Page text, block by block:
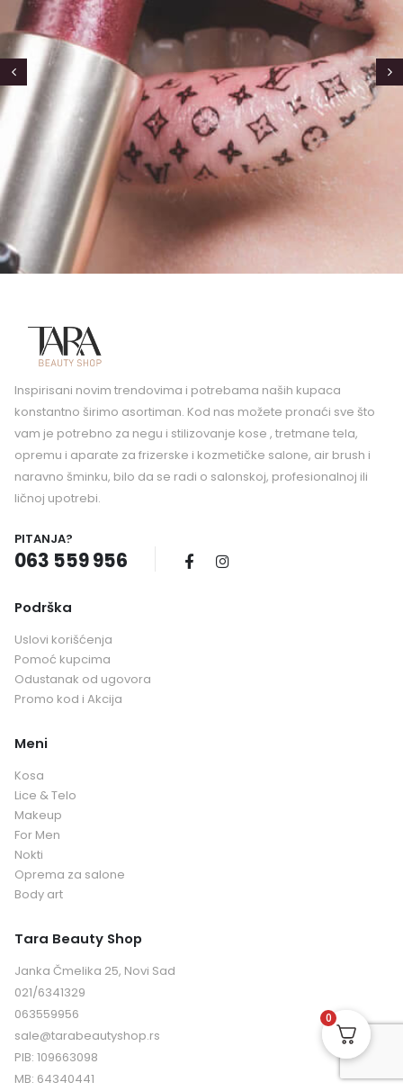
Inspirisani novim trendovima i potrebama naših kupaca
konstantno širimo asortiman. Kod nas možete pronaći sve što
vam je potrebno za negu i stilizovanje kose , tretmane tela,
opremu i aparate za frizerske i kozmetičke salone, air brush i
naravno šminku, bilo da se radi o salonskoj, profesionalnoj ili
ličnoj upotrebi.
PITANJA?
063 559 956
Podrška
Uslovi korišćenja
Pomoć kupcima
Odustanak od ugovora
Promo kod i Akcija
Meni
Kosa
Lice & Telo
Makeup
For Men
Nokti
Oprema za salone
Body art
Tara Beauty Shop
Janka Čmelika 25, Novi Sad
021/6341329
063559956
sale@tarabeautyshop.rs
PIB: 109663098
MB: 64340441
0